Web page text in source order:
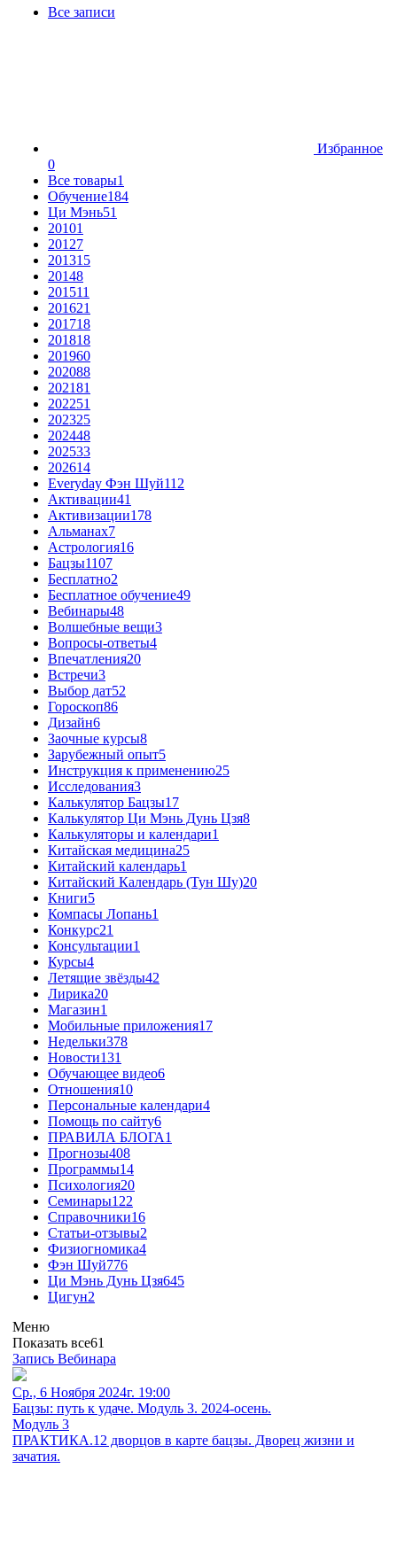
Все записи
Избранное
0
Все товары1
Обучение184
Ци Мэнь51
20101
20127
201315
20148
201511
201621
201718
201818
201960
202088
202181
202251
202325
202448
202533
202614
Everyday Фэн Шуй112
Активации41
Активизации178
Альманах7
Астрология16
Бацзы1107
Бесплатно2
Бесплатное обучение49
Вебинары48
Волшебные вещи3
Вопросы-ответы4
Впечатления20
Встречи3
Выбор дат52
Гороскоп86
Дизайн6
Заочные курсы8
Зарубежный опыт5
Инструкция к применению25
Исследования3
Калькулятор Бацзы17
Калькулятор Ци Мэнь Дунь Цзя8
Калькуляторы и календари1
Китайская медицина25
Китайский календарь1
Китайский Календарь (Тун Шу)20
Книги5
Компасы Лопань1
Конкурс21
Консультации1
Курсы4
Летящие звёзды42
Лирика20
Магазин1
Мобильные приложения17
Недельки378
Новости131
Обучающее видео6
Отношения10
Персональные календари4
Помощь по сайту6
ПРАВИЛА БЛОГА1
Прогнозы408
Программы14
Психология20
Семинары122
Справочники16
Статьи-отзывы2
Физиогномика4
Фэн Шуй776
Ци Мэнь Дунь Цзя645
Цигун2
Меню
Показать все61
Запись Вебинара
Ср., 6 Ноября 2024г. 19:00
Бацзы: путь к удаче. Модуль 3. 2024-осень.
Модуль 3
ПРАКТИКА.12 дворцов в карте бацзы. Дворец жизни и
зачатия.